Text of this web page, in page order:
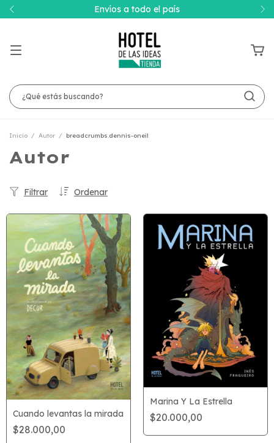
Envíos a todo el país
Inicio / Autor / breadcrumbs.dennis-oneil
Autor
Ordenar
Filtrar
Cuando levantas la mirada
$28.000,00
Marina Y La Estrella
$20.000,00